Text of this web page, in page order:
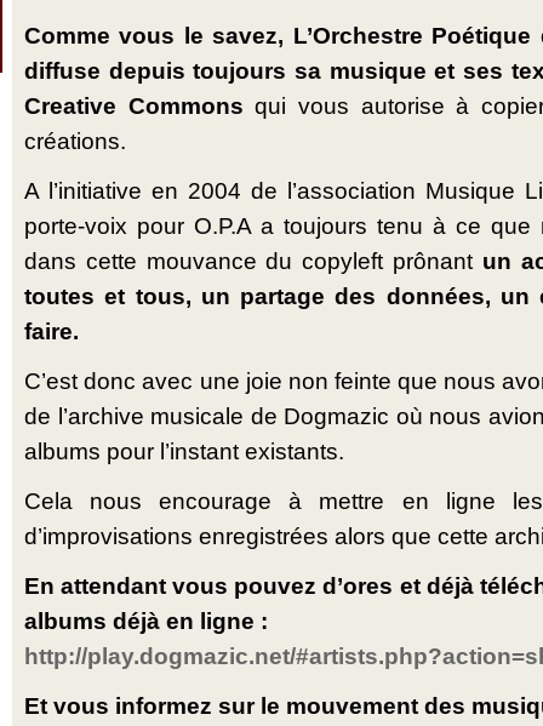
Comme vous le savez, L’Orchestre Poétique
diffuse depuis toujours sa musique et ses
Creative Commons qui vous autorise à
créations.
A l’initiative en 2004 de l’association Musique
porte-voix pour O.P.A a toujours tenu à ce que
dans cette mouvance du copyleft prônant un
toutes et tous, un partage des données, un
faire.
C’est donc avec une joie non feinte que nous
de l’archive musicale de Dogmazic où nous
albums pour l’instant existants.
Cela nous encourage à mettre en ligne
d’improvisations enregistrées alors que cette
En attendant vous pouvez d’ores et déjà
albums déjà en ligne :
http://play.dogmazic.net/
Et vous informez sur le mouvement des